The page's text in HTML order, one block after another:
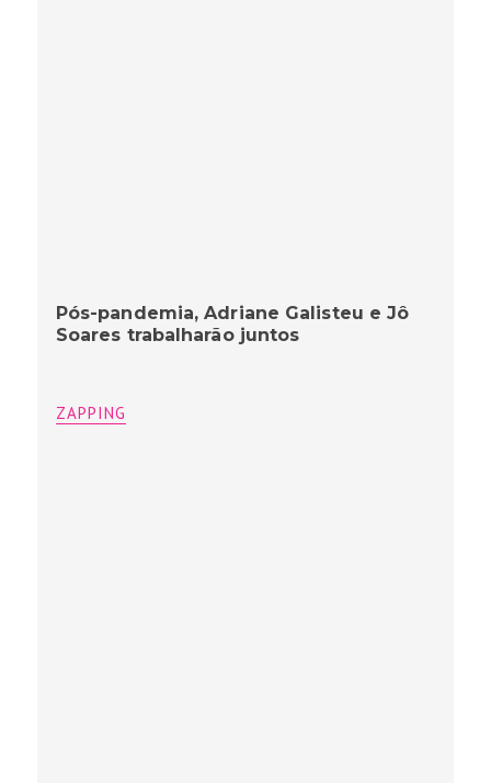
Pós-pandemia, Adriane Galisteu e Jô
Soares trabalharão juntos
ZAPPING